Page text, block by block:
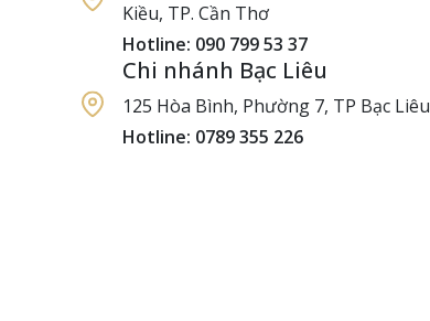
Kiều, TP. Cần Thơ
Hotline: 090 799 53 37
Chi nhánh Bạc Liêu
125 Hòa Bình, Phường 7, TP Bạc Liêu
Hotline: 0789 355 226